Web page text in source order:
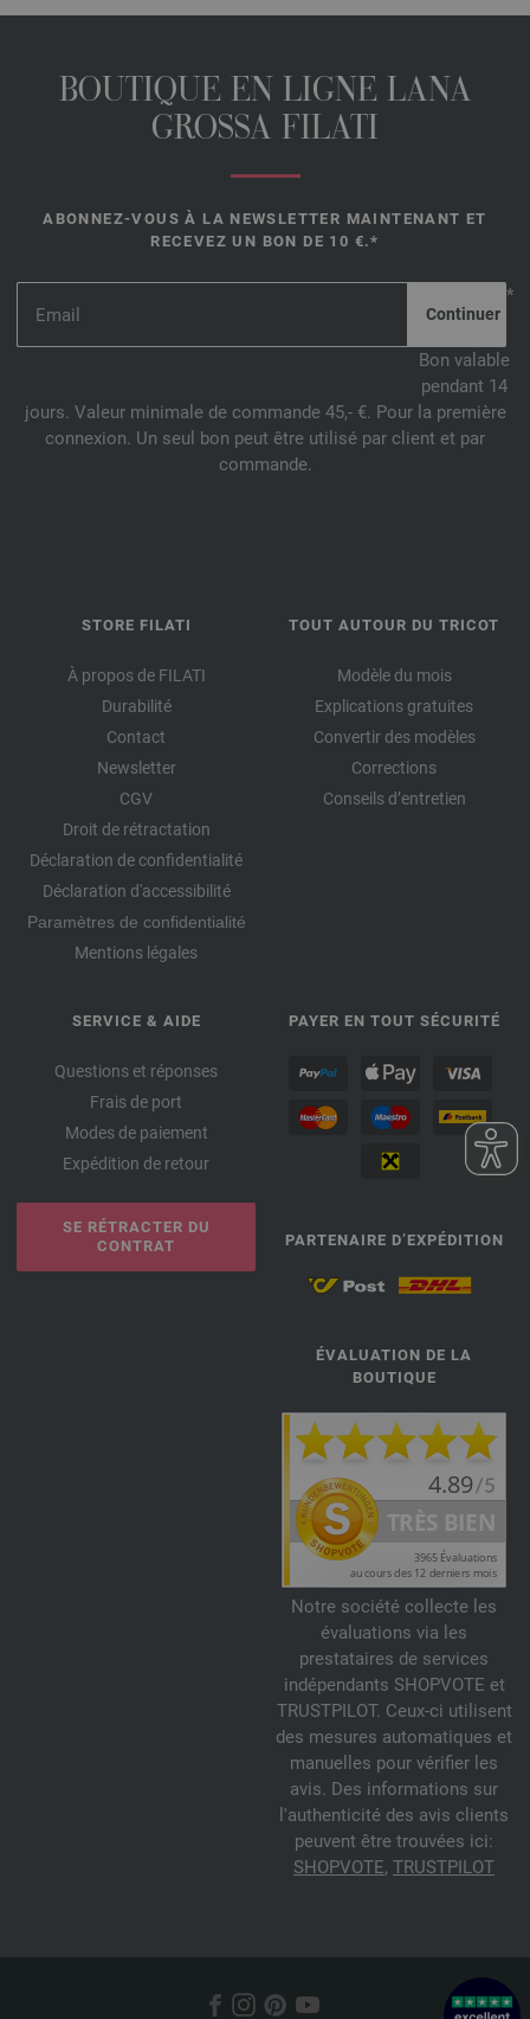
BOUTIQUE EN LIGNE LANA
GROSSA FILATI
ABONNEZ-VOUS À LA NEWSLETTER MAINTENANT ET
RECEVEZ UN BON DE 10 €.*
*
Bon valable
pendant 14
jours. Valeur minimale de commande 45,- €. Pour la première
connexion. Un seul bon peut être utilisé par client et par
commande.
STORE FILATI
À propos de FILATI
Durabilité
Contact
Newsletter
CGV
Droit de rétractation
Déclaration de confidentialité
Déclaration d'accessibilité
Paramètres de confidentialité
Mentions légales
TOUT AUTOUR DU TRICOT
Modèle du mois
Explications gratuites
Convertir des modèles
Corrections
Conseils d’entretien
SERVICE & AIDE
Questions et réponses
Frais de port
Modes de paiement
Expédition de retour
SE RÉTRACTER DU
CONTRAT
PAYER EN TOUT SÉCURITÉ
PARTENAIRE D’EXPÉDITION
ÉVALUATION DE LA
BOUTIQUE
Notre société collecte les
évaluations via les
prestataires de services
indépendants SHOPVOTE et
TRUSTPILOT. Ceux-ci utilisent
des mesures automatiques et
manuelles pour vérifier les
avis. Des informations sur
l'authenticité des avis clients
peuvent être trouvées ici:
SHOPVOTE, TRUSTPILOT